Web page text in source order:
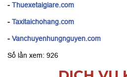
- Thuexetaigiare.com
- Taxitaichohang.com
- Vanchuyenhungnguyen.com
Số lần xem: 926